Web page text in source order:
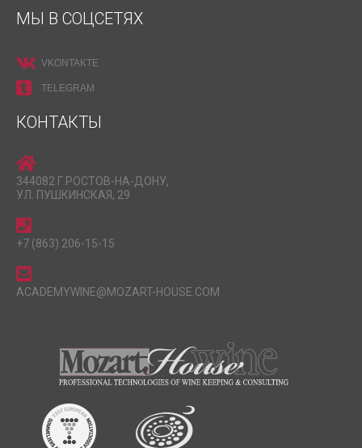
МЫ В СОЦСЕТЯХ
VKONTAKTE
TELEGRAM
КОНТАКТЫ
344082 Г.РОСТОВ-НА-ДОНУ,
УЛ. ПУШКИНСКАЯ, 29
+7 (863) 206-15-15
ACADEMYWINE@MOZART-HOUSE.COM